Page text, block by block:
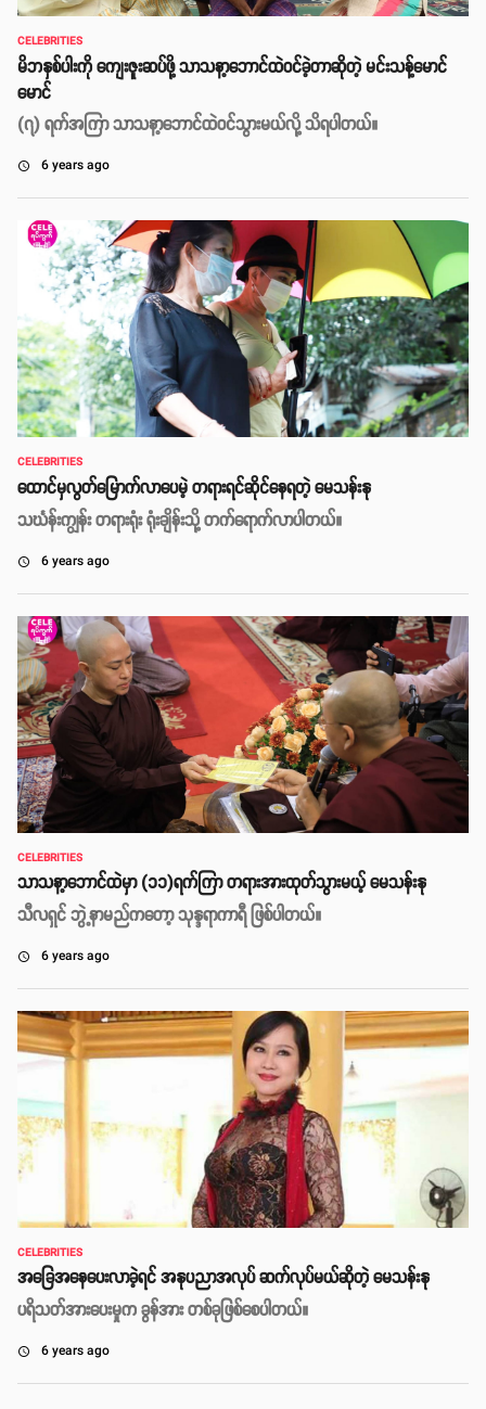
CELEBRITIES
မိဘနှစ်ပါးကို ကျေးဇူးဆပ်ဖို့ သာသနာ့ဘောင်ထဲဝင်ခဲ့တာဆိုတဲ့ မင်းသန့်မောင်
မောင်
(၇) ရက်အကြာ သာသနာ့ဘောင်ထဲဝင်သွားမယ်လို့ သိရပါတယ်။
access_time 6 years ago
CELEBRITIES
ထောင်မှလွတ်မြောက်လာပေမဲ့ တရားရင်ဆိုင်နေရတဲ့ မေသန်းနု
သင်္ဃန်းကျွန်း တရားရုံး ရုံးချိန်းသို့ တက်ရောက်လာပါတယ်။
access_time 6 years ago
CELEBRITIES
သာသနာ့ဘောင်ထဲမှာ (၁၁)ရက်ကြာ တရားအားထုတ်သွားမယ့် မေသန်းနု
သီလရှင် ဘွဲ့နာမည်ကတော့ သုန္ဒရာကာရီ ဖြစ်ပါတယ်။
access_time 6 years ago
CELEBRITIES
အခြေအနေပေးလာခဲ့ရင် အနုပညာအလုပ် ဆက်လုပ်မယ်ဆိုတဲ့ မေသန်းနု
ပရိသတ်အားပေးမှုက ခွန်အား တစ်ခုဖြစ်စေပါတယ်။
access_time 6 years ago